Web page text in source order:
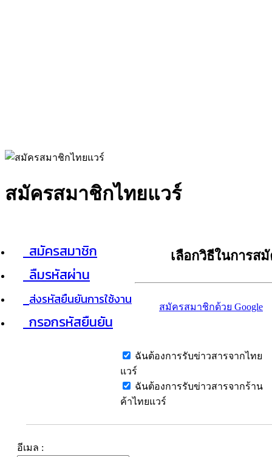
สมัครสมาชิกไทยแวร์
สมัครสมาชิก
ลืมรหัสผ่าน
ส่งรหัสยืนยันการใช้งาน
กรอกรหัสยืนยัน
เลือกวิธีในการส
สมัครสมาชิกด้วย Google
ฉันต้องการรับข่าวสารจากไทย
แวร์
ฉันต้องการรับข่าวสารจากร้าน
ค้าไทยแวร์
อีเมล :